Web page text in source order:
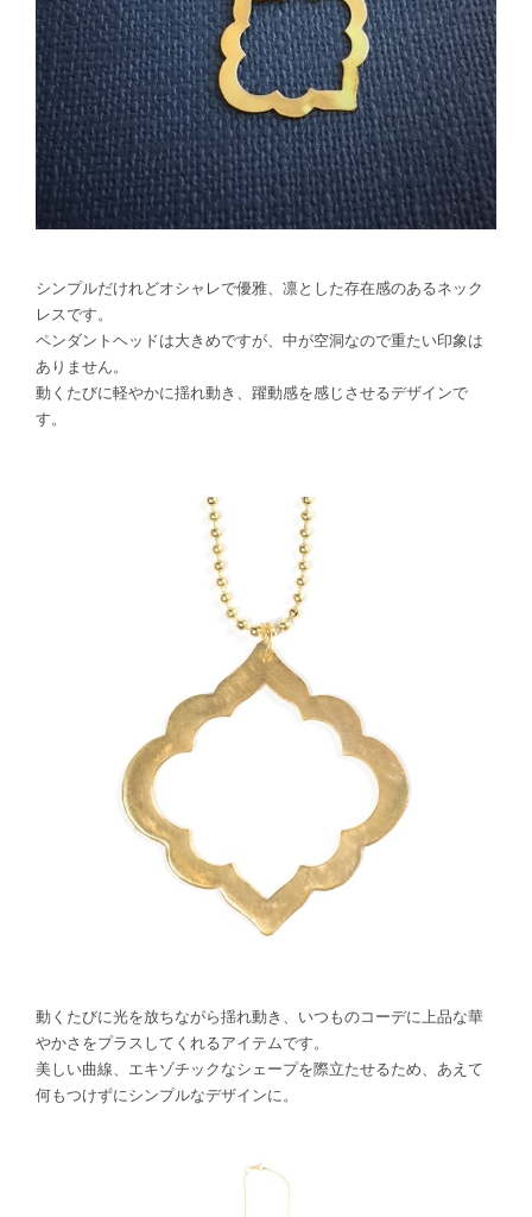
シンプルだけれどオシャレで優雅、凛とした存在感のあるネック
レスです。
ペンダントヘッドは大きめですが、中が空洞なので重たい印象は
ありません。
動くたびに軽やかに揺れ動き、躍動感を感じさせるデザインで
す。
動くたびに光を放ちながら揺れ動き、いつものコーデに上品な華
やかさをプラスしてくれるアイテムです。
美しい曲線、エキゾチックなシェープを際立たせるため、あえて
何もつけずにシンプルなデザインに。